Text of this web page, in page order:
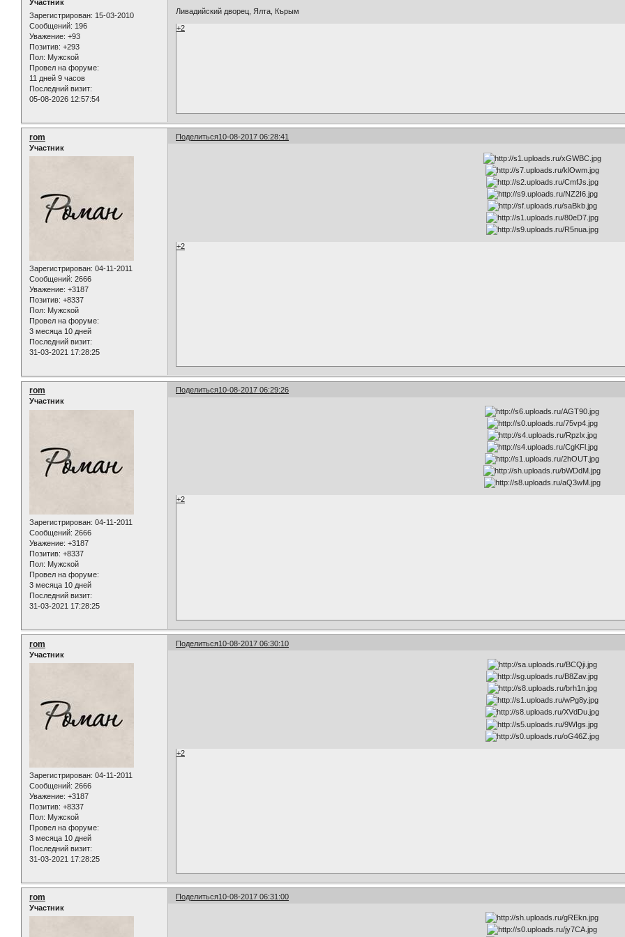
Участник
Зарегистрирован: 15-03-2010
Сообщений: 196
Уважение: +93
Позитив: +293
Пол: Мужской
Провел на форуме:
11 дней 9 часов
Последний визит:
05-08-2026 12:57:54
Ливадийский дворец, Ялта, Кърым
+2
Поделиться10-08-2017 06:28:41
rom
Участник
Зарегистрирован: 04-11-2011
Сообщений: 2666
Уважение: +3187
Позитив: +8337
Пол: Мужской
Провел на форуме:
3 месяца 10 дней
Последний визит:
31-03-2021 17:28:25
+2
Поделиться10-08-2017 06:29:26
rom
Участник
Зарегистрирован: 04-11-2011
Сообщений: 2666
Уважение: +3187
Позитив: +8337
Пол: Мужской
Провел на форуме:
3 месяца 10 дней
Последний визит:
31-03-2021 17:28:25
+2
Поделиться10-08-2017 06:30:10
rom
Участник
Зарегистрирован: 04-11-2011
Сообщений: 2666
Уважение: +3187
Позитив: +8337
Пол: Мужской
Провел на форуме:
3 месяца 10 дней
Последний визит:
31-03-2021 17:28:25
+2
Поделиться10-08-2017 06:31:00
rom
Участник